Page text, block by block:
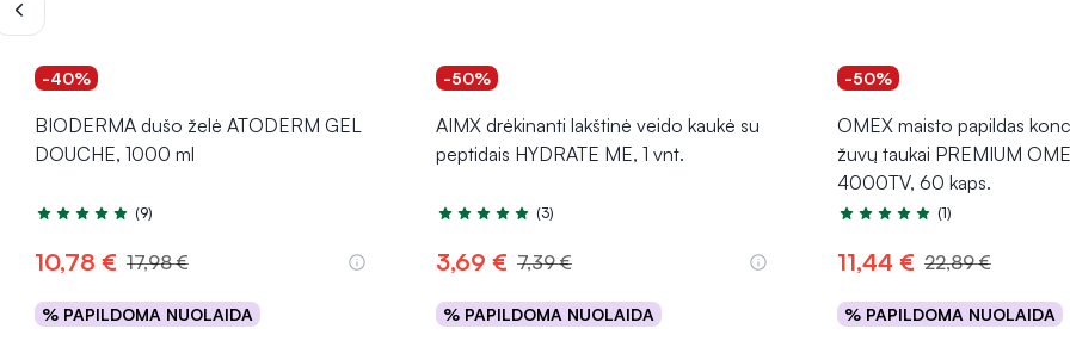
-40%
BIODERMA dušo želė ATODERM GEL
DOUCHE, 1000 ml
Įvertinimas 4.8 iš 5
(9)
10,78 € 17,98 €
% PAPILDOMA NUOLAIDA
Į krepšelį
-50%
AIMX drėkinanti lakštinė veido kaukė su
peptidais HYDRATE ME, 1 vnt.
Įvertinimas 5.0 iš 5
(3)
3,69 € 7,39 €
% PAPILDOMA NUOLAIDA
Į krepšelį
-50%
OMEX maisto papildas
žuvų taukai PREMIUM
4000TV, 60 kaps.
Įvertinimas 5.0 iš 5
(1)
11,44 € 22,89 €
% PAPILDOMA NUOLAIDA
Į krepšelį